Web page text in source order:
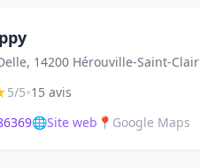
14200 Hérouville-Saint-Clair
5/5•15 avis
🌐Site web 📍 Google Maps